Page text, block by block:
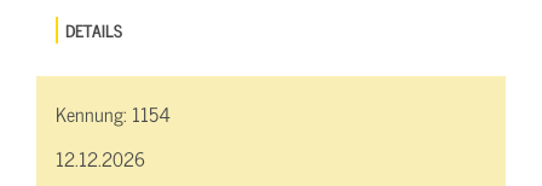
DETAILS
Kennung: 1154
12.12.2026